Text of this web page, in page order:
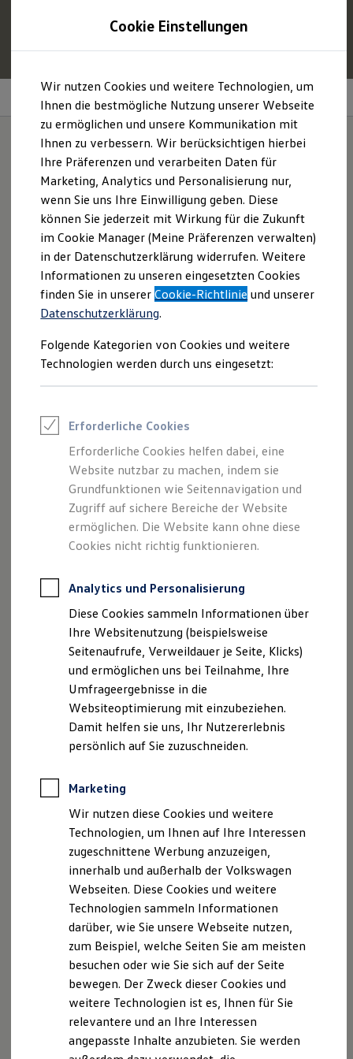
Hauptinhalt
springen
Footer
springen
Profitieren Sie von bis zu6.000 € 1
VolkswagenID. oder
Hybridmodelle.
Mehr zur E‑Auto-Förderung
Modelle und Konfigurator
Konfigurator
Modelle vergleichen
Konfiguration laden
Autosuche
Elektroautos
ENERGY Sondermodelle
Nutzfahrzeuge
SUV und CUV
Familienautos
Kombis
Kompaktwagen
Sportwagen
Schnell verfügbare Fahrzeuge
Angebote und Produkte
Aktuelle Angebote
E-Auto-Förderung
Volkswagen Marktplatz
Elektromobilität bei Gebrauchtwagen
Saisonangebote
Reifenpakete
Leasing
Leasing-Angebote
Gebrauchtwagen Leasing
Junge Gebrauchtwagen-Leasing
Elektroauto Leasing
Kleinwagen-Leasing
Autokredit mit Schlussrate
Versicherungen und Garantien
Kfz-Versicherung
Restschuldversicherungen
Garantien
Wartungsverträge
Geschäftskunden
Professional Class bei Volkswagen
Großkunden
Behörden
Direktkunden
Sonderfahrzeuge
Elektromobilität
Elektroautos
Elektrofahrzeugkonzepte
ID. EVERY1
Reichweite
Reichweite der ID. Modelle
Reichweite im Winter
Rekuperation
Laden
Laden unterwegs
Laden Zuhause
Ladestationen finden
Ladezeitensimulator
Sicherheit
Garantie und Lebensdauer
Nachhaltigkeit
Kosten und Kauf
VW Connect und VW Plus
Mit IhremVolkswagen
verbunden
Das optional erhältlicheVW Connect 1 bietet nach
einmaliger Aktivierung Zugriff auf zahlreiche Online-
Dienste: von Fahrzeuginformationen bis zur Planung von
Serviceterminen.
Mit der kostenlosenVolkswagenApp
haben Sie
Mehr zu VW Connect
Darüber hinaus bietet Ihnen das auf Wunsch erhältliche
Plus 1 die smarte Navigation 2 , über die Sie
Online-Verkehrsinformationen erhalten oder sich vor
Verkehrsstörungen warnen lassen können. Zudem können
Sie sich Lademöglichkeiten entlang Ihrer Route in der
Live-Sender, Podcasts und Playlists ins Fahrzeug.
Mehr zu VW ConnectPlus
Nutzungsbedingungen
Datenschutzerklärungen
Cookie-Richtlinie
Lizenzhinweise Dritter
Angaben zum Digital Services Act (DSA)
EU Data Act
Produktsicherheitsinformationen
Vertrag Widerrufen
Cookie Einstellungen
Wir nutzen Cookies und weitere Technologien, um
Ihnen die bestmögliche Nutzung unserer Webseite
zu ermöglichen und unsere Kommunikation mit
Ihnen zu verbessern. Wir berücksichtigen hierbei
Ihre Präferenzen und verarbeiten Daten für
Marketing, Analytics und Personalisierung nur,
wenn Sie uns Ihre Einwilligung geben. Diese
können Sie jederzeit mit Wirkung für die Zukunft
im Cookie Manager (Meine Präferenzen verwalten)
in der Datenschutzerklärung widerrufen. Weitere
Informationen zu unseren eingesetzten Cookies
finden Sie in unsererCookie-Richtlinie und unserer
Datenschutzerklärung.
Folgende Kategorien von Cookies und weitere
Technologien werden durch uns eingesetzt:
Erforderliche Cookies
Erforderliche Cookies helfen dabei, eine
Website nutzbar zu machen, indem sie
Grundfunktionen wie Seitennavigation und
Zugriff auf sichere Bereiche der Website
ermöglichen. Die Website kann ohne diese
Cookies nicht richtig funktionieren.
Analytics und Personalisierung
Diese Cookies sammeln Informationen über
Ihre Websitenutzung (beispielsweise
Seitenaufrufe, Verweildauer je Seite, Klicks)
und ermöglichen uns bei Teilnahme, Ihre
Umfrageergebnisse in die
Websiteoptimierung mit einzubeziehen.
Damit helfen sie uns, Ihr Nutzererlebnis
persönlich auf Sie zuzuschneiden.
Marketing
Wir nutzen diese Cookies und weitere
Technologien, um Ihnen auf Ihre Interessen
zugeschnittene Werbung anzuzeigen,
innerhalb und außerhalb der Volkswagen
Webseiten. Diese Cookies und weitere
Technologien sammeln Informationen
darüber, wie Sie unsere Webseite nutzen,
zum Beispiel, welche Seiten Sie am meisten
besuchen oder wie Sie sich auf der Seite
bewegen. Der Zweck dieser Cookies und
weitere Technologien ist es, Ihnen für Sie
relevantere und an Ihre Interessen
angepasste Inhalte anzubieten. Sie werden